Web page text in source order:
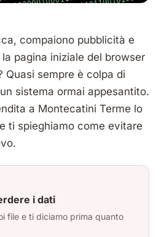
compaiono pubblicità e
pagina iniziale del browser
Quasi sempre è colpa di
sistema ormai appesantito.
a Montecatini Terme lo
ti spieghiamo come evitare
i dati
file e ti diciamo prima quanto